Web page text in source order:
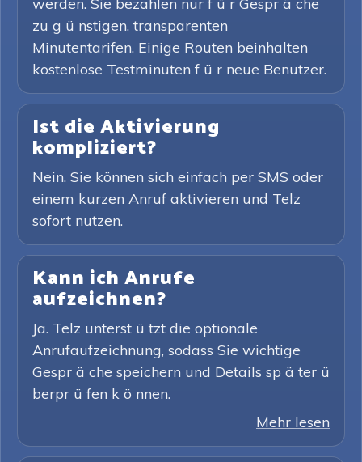
zu g ü nstigen, transparenten
Minutentarifen. Einige Routen beinhalten
kostenlose Testminuten f ü r neue Benutzer.
Ist die Aktivierung
kompliziert?
Nein. Sie können sich einfach per SMS oder
einem kurzen Anruf aktivieren und Telz
sofort nutzen.
Kann ich Anrufe
aufzeichnen?
Ja. Telz unterst ü tzt die optionale
Anrufaufzeichnung, sodass Sie wichtige
Gespr ä che speichern und Details sp ä ter ü
berpr ü fen k ö nnen.
Mehr lesen